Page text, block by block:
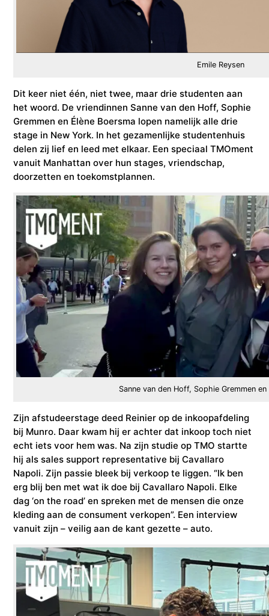
Emile Reysen
Dit keer niet één, niet twee, maar drie studenten aan
het woord. De vriendinnen Sanne van den Hoff, Sophie
Gremmen en Élène Boersma lopen namelijk alle drie
stage in New York. In het gezamenlijke studentenhuis
delen zij lief en leed met elkaar. Een speciaal TMOment
vanuit Manhattan over hun stages, vriendschap,
doorzetten en toekomstplannen.
Sanne van den Hoff, Sophie Gremmen en
Zijn afstudeerstage deed Reinier op de inkoopafdeling
bij Munro. Daar kwam hij er achter dat inkoop toch niet
echt iets voor hem was. Na zijn studie op TMO startte
hij als sales support representative bij Cavallaro
Napoli. Zijn passie bleek bij verkoop te liggen. “Ik ben
erg blij ben met wat ik doe bij Cavallaro Napoli. Elke
dag ‘on the road’ en spreken met de mensen die onze
kleding aan de consument verkopen”. Een interview
vanuit zijn – veilig aan de kant gezette – auto.